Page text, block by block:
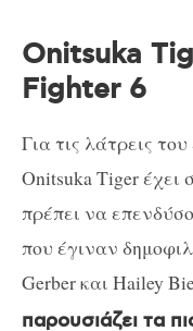
Onitsuka
Fighter 6
Για τις λάτρεις
Onitsuka Tiger έχει
πρέπει να
που έγιναν
Gerber και Hailey
παρουσιάζει τα